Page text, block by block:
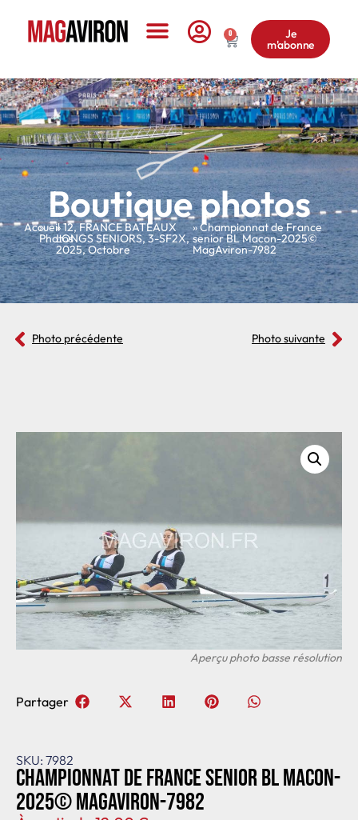
0 Je
m'abonne
Boutique photos
Accueil
»
Photos
»12,FRANCE BATEAUX
LONGS SENIORS,3-SF2X,
2025,Octobre
» Championnat de France
senior BL Macon-2025©
MagAviron-7982
Photo précédente Photo suivante
SKU: 7982
Championnat de France senior BL Macon-
2025© MagAviron-7982
Partager